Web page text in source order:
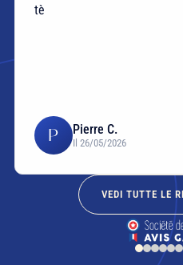
tè
P Pierre C.
Il 26/05/2026
VEDI TUTTE LE